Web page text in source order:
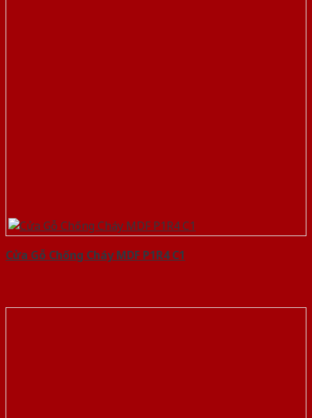
Cửa Gỗ Chống Cháy MDF P1R4 C1